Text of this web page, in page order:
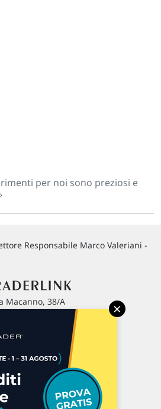
per noi sono preziosi e
Responsabile Marco Valeriani -
Macanno, 38/A
02 452 460 401
Chi siamo
e segnalazioni
Contattaci
×